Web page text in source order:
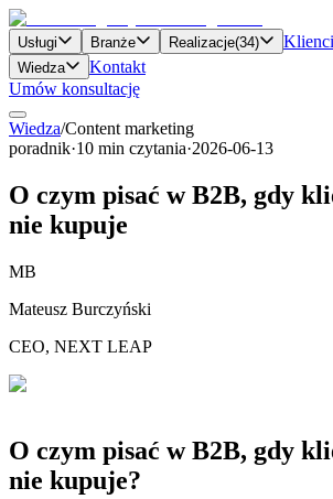
Usługi Branże Realizacje(34) Klienci
Wiedza
Kontakt
Umów konsultację
Wiedza/Content marketing
poradnik·10 min czytania·2026-06-13
O czym pisać w B2B, gdy
nie kupuje
MB
Mateusz Burczyński
CEO, NEXT LEAP
O czym pisać w B2B, gdy
nie kupuje?